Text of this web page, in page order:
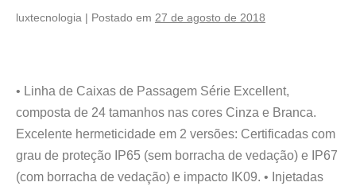
luxtecnologia | Postado em 27 de agosto de 2018
• Linha de Caixas de Passagem Série Excellent,
composta de 24 tamanhos nas cores Cinza e Branca.
Excelente hermeticidade em 2 versões: Certificadas com
grau de proteção IP65 (sem borracha de vedação) e IP67
(com borracha de vedação) e impacto IK09. • Injetadas